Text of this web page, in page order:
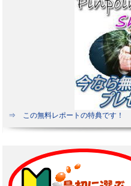
⇒ この無料レポートの特典です！